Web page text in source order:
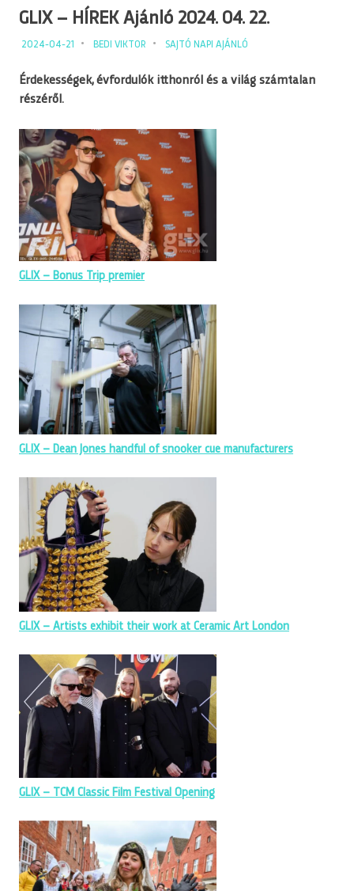
GLIX – HÍREK Ajánló 2024. 04. 22.
2024-04-21 BEDI VIKTOR SAJTÓ NAPI AJÁNLÓ
Érdekességek, évfordulók itthonról és a világ számtalan
részéről.
GLIX – Bonus Trip premier
GLIX – Dean Jones handful of snooker cue manufacturers
GLIX – Artists exhibit their work at Ceramic Art London
GLIX – TCM Classic Film Festival Opening